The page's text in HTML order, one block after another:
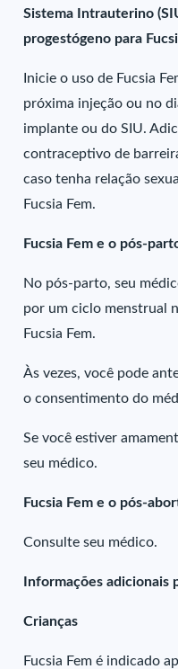
Sistema Intrauterino
progestógeno para
Inicie o uso de Fucsia
próxima injeção ou no
implante ou do SIU.
contraceptivo de
caso tenha relação
Fucsia Fem.
Fucsia Fem e o pós-
No pós-parto, seu
por um ciclo menstrual
Fucsia Fem.
Às vezes, você pode
o consentimento do
Se você estiver
seu médico.
Fucsia Fem e o pós-
Consulte seu médico.
Informações adicionais
Crianças
Fucsia Fem é indicado